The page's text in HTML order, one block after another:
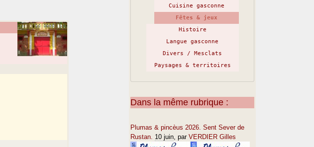
Cuisine gasconne
Fêtes & jeux
Histoire
Langue gasconne
Divers / Mesclats
Paysages & territoires
Dans la même rubrique :
Plumas & pincèus 2026. Sent Sever de
Rustan. 10 juin, par VERDIER Gilles